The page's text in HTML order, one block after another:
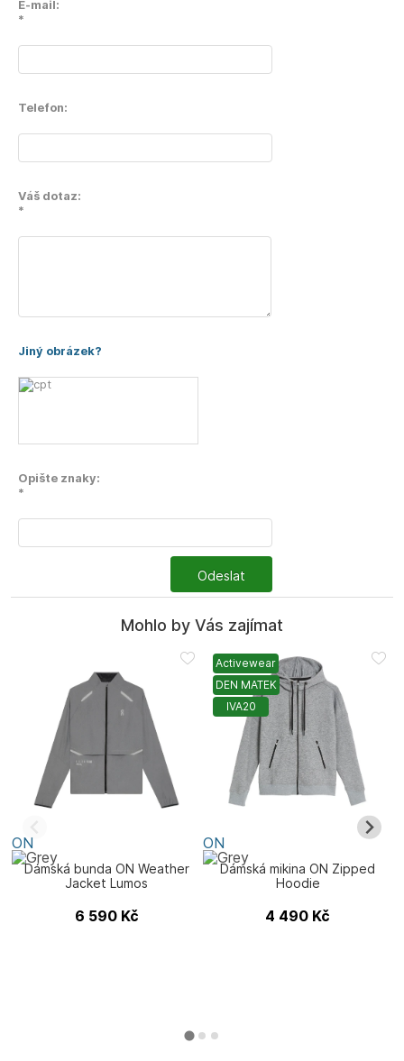
E-mail:
*
Telefon:
Váš dotaz:
*
Jiný obrázek?
Opište znaky:
*
Odeslat
Mohlo by Vás zajímat
ON
Dámská bunda ON Weather
Jacket Lumos
6 590 Kč
Activewear
DEN MATEK
IVA20
ON
Dámská mikina ON Zipped
Hoodie
4 490 Kč